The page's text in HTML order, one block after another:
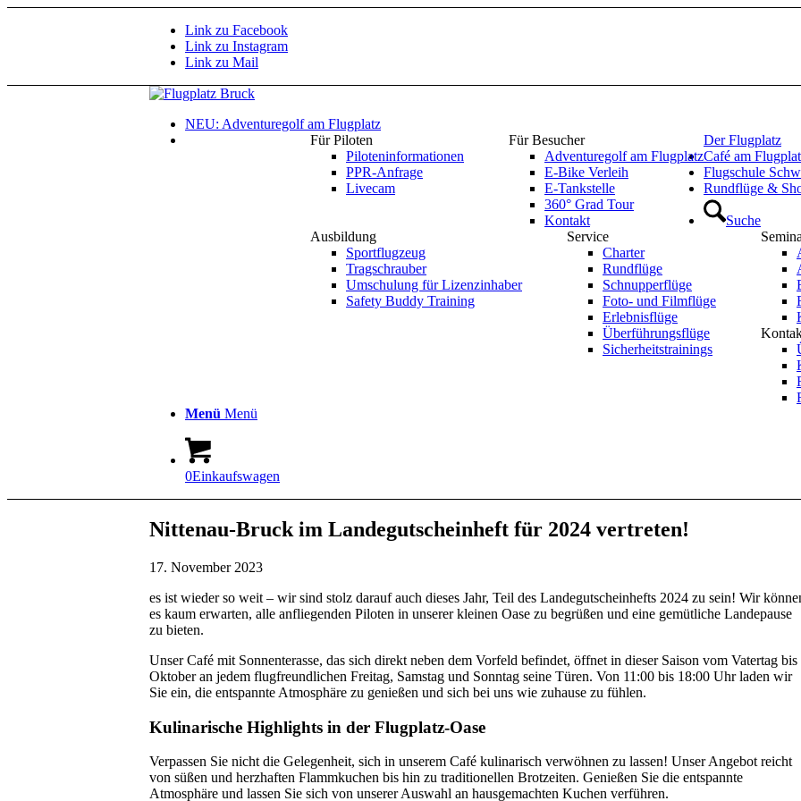
Link zu Facebook
Link zu Instagram
Link zu Mail
NEU: Adventuregolf am Flugplatz
Der Flugplatz
Für Piloten
Piloteninformationen
PPR-Anfrage
Livecam
Für Besucher
Adventuregolf am Flugplatz
E-Bike Verleih
E-Tankstelle
360° Grad Tour
Kontakt
Café am
Flugschule
Ausbildung
Sportflugzeug
Tragschrauber
Umschulung für Lizenzinhaber
Safety Buddy Training
Service
Charter
Rundflüge
Schnupperflüge
Foto- und Filmflüge
Erlebnisflüge
Überführungsflüge
Sicherheitstrainings
Rundflüge &
Suche
Menü Menü
0Einkaufswagen
Nittenau-Bruck im Landegutscheinheft für 2024 vertreten!
17. November 2023
es ist wieder so weit – wir sind stolz darauf auch dieses Jahr, Teil des Landegutscheinhefts 2024 zu sein! Wir
es kaum erwarten, alle anfliegenden Piloten in unserer kleinen Oase zu begrüßen und eine gemütliche Landepause
zu bieten.
Unser Café mit Sonnenterasse, das sich direkt neben dem Vorfeld befindet, öffnet in dieser Saison vom Vatertag bis
Oktober an jedem flugfreundlichen Freitag, Samstag und Sonntag seine Türen. Von 11:00 bis 18:00 Uhr laden wir
Sie ein, die entspannte Atmosphäre zu genießen und sich bei uns wie zuhause zu fühlen.
Kulinarische Highlights in der Flugplatz-Oase
Verpassen Sie nicht die Gelegenheit, sich in unserem Café kulinarisch verwöhnen zu lassen! Unser Angebot reicht
von süßen und herzhaften Flammkuchen bis hin zu traditionellen Brotzeiten. Genießen Sie die entspannte
Atmosphäre und lassen Sie sich von unserer Auswahl an hausgemachten Kuchen verführen.